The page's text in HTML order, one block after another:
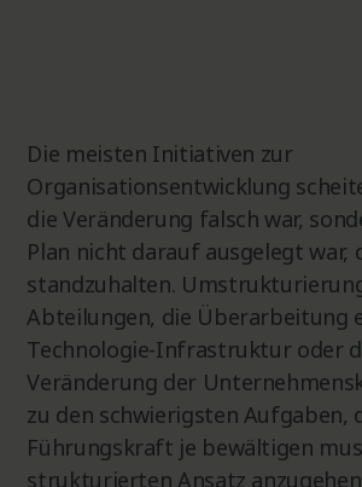
Die meisten Initiativen zur
Organisationsentwicklung
die Veränderung falsch war,
Plan nicht darauf ausgelegt war,
standzuhalten.
Abteilungen, die Überarbeitung
Technologie-Infrastruktur oder
Veränderung der
zu den schwierigsten Aufgaben,
Führungskraft je bewältigen
strukturierten Ansatz